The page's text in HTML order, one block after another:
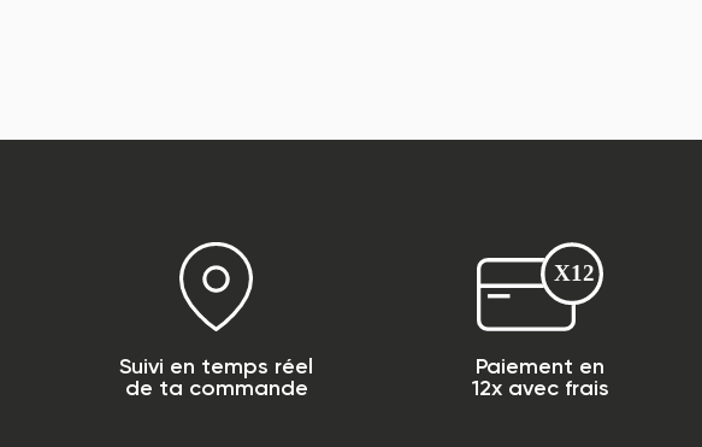
Suivi en temps réel
de ta commande
Paiement en
12x avec frais